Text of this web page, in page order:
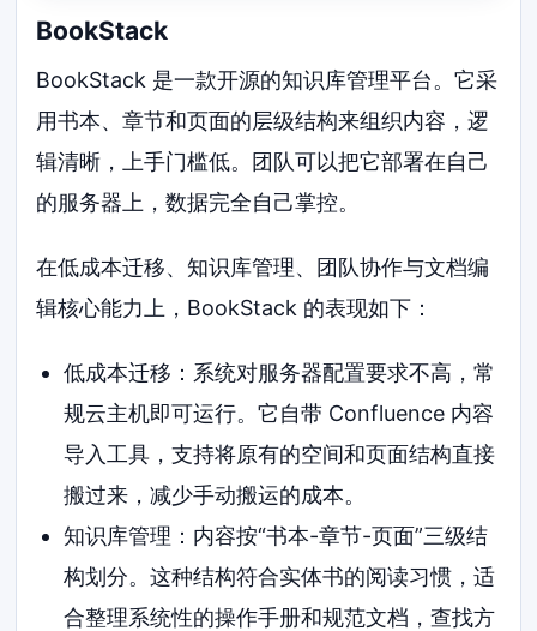
BookStack
BookStack 是一款开源的知识库管理平台。它采
用书本、章节和页面的层级结构来组织内容，逻
辑清晰，上手门槛低。团队可以把它部署在自己
的服务器上，数据完全自己掌控。
在低成本迁移、知识库管理、团队协作与文档编
辑核心能力上，BookStack 的表现如下：
低成本迁移：系统对服务器配置要求不高，常
规云主机即可运行。它自带 Confluence 内容
导入工具，支持将原有的空间和页面结构直接
搬过来，减少手动搬运的成本。
知识库管理：内容按“书本-章节-页面”三级结
构划分。这种结构符合实体书的阅读习惯，适
合整理系统性的操作手册和规范文档，查找方